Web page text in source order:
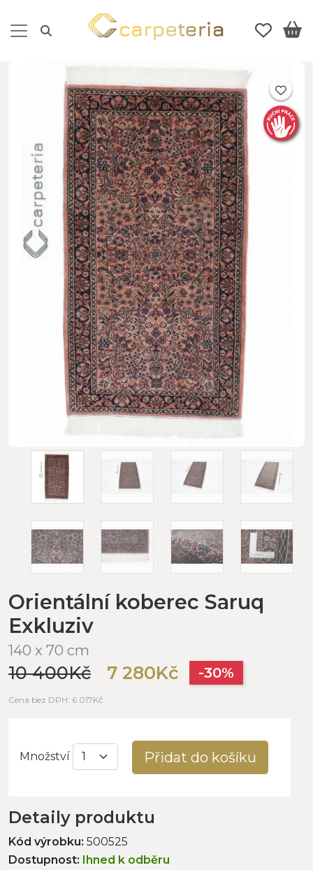
Orientální koberec Saruq
Exkluziv
140 x 70 cm
10 400Kč 7 280Kč -30%
Cena bez DPH: 6 017Kč
Množství Přidat do košíku
Detaily produktu
Kód výrobku: 500525
Dostupnost: Ihned k odběru